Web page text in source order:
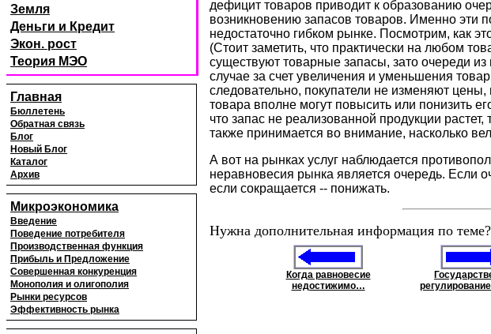
Земля
Деньги и Кредит
Экон. рост
Теория МЭО
Главная
Бюллетень
Обратная связь
Блог
Новый Блог
Каталог
Архив
Микроэкономика
Введение
Поведение потребителя
Производственная функция
Прибыль и Предложение
Совершенная конкуренция
Монополия и олигополия
Рынки ресурсов
Эффективность рынка
дефицит товаров приводит к образованию
возникновению запасов товаров. Именно эти
недостаточно гибком рынке. Посмотрим, как
(Стоит заметить, что практически на любом
существуют товарные запасы, зато очереди
случае за счет увеличения и уменьшения
следовательно, покупатели не изменяют
товара вполне могут повысить или понизить
что запас не реализованной продукции
также принимается во внимание, насколько
А вот на рынках услуг наблюдается
неравновесия рынка является очередь. Если
если сокращается -- понижать.
Нужна дополнительная информация по
Когда равновесие
недостижимо…